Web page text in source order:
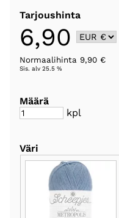
Tarjoushinta
6,90
Normaalihinta 9,90 €
Sis. alv 25.5 %
Määrä
kpl
Väri